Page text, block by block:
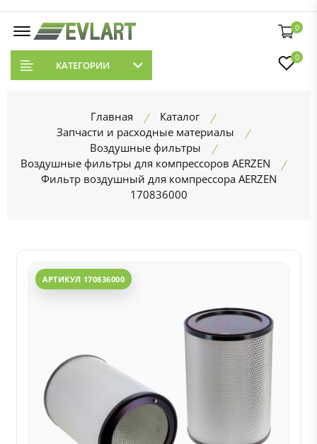
0
КАТЕГОРИИ
0
Главная
Каталог
Запчасти и расходные материалы
Воздушные фильтры
Воздушные фильтры для компрессоров AERZEN
Фильтр воздушный для компрессора AERZEN
170836000
АРТИКУЛ 170836000